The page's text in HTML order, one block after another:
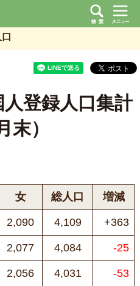
登録人口集計
末）
女 総人口 増減
2,090 4,109 +363
2,077 4,084 -25
2,056 4,031 -53